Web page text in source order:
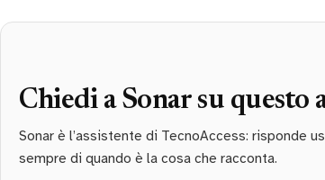
Chiedi a Sonar su questo
Sonar è l’assistente di TecnoAccess: risponde
sempre di quando è la cosa che racconta.